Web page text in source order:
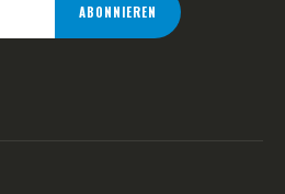
ABONNIEREN